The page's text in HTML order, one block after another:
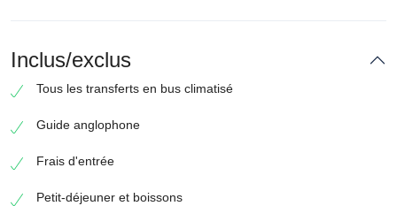
Inclus/exclus
Tous les transferts en bus climatisé
Guide anglophone
Frais d'entrée
Petit-déjeuner et boissons